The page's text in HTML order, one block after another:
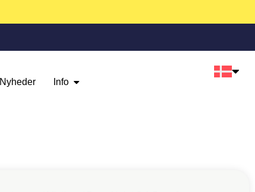
Nyheder Info